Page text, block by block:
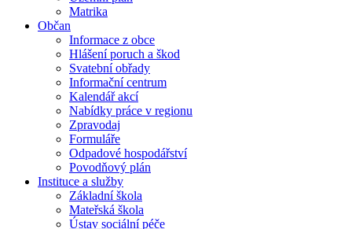
Matrika
Občan
Informace z obce
Hlášení poruch a škod
Svatební obřady
Informační centrum
Kalendář akcí
Nabídky práce v regionu
Zpravodaj
Formuláře
Odpadové hospodářství
Povodňový plán
Instituce a služby
Základní škola
Mateřská škola
Ústav sociální péče